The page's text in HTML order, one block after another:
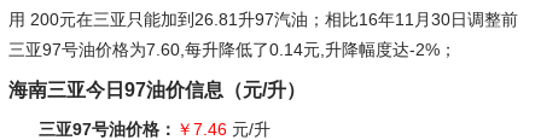
用 200元在三亚只能加到26.81升97汽油；相比16年11月30日调整前
三亚97号油价格为7.60,每升降低了0.14元,升降幅度达-2%；
海南三亚今日97油价信息（元/升）
三亚97号油价格： ￥7.46元/升